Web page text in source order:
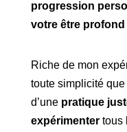
progression
votre être profond
Riche de mon
toute simplicité
d’une pratique
expérimenter tous